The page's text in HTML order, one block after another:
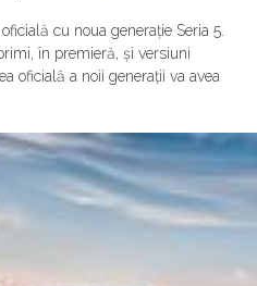
cu noua generație Seria 5.
în premieră, și versiuni
oficială a noii generații va avea